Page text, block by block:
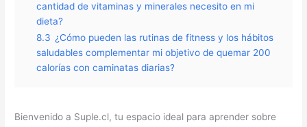
cantidad de vitaminas y minerales necesito en mi
dieta?
8.3 ¿Cómo pueden las rutinas de fitness y los hábitos
saludables complementar mi objetivo de quemar 200
calorías con caminatas diarias?
Bienvenido a Suple.cl, tu espacio ideal para aprender sobre